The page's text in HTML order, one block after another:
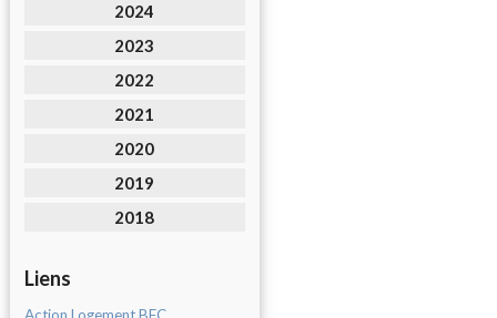
2024
2023
2022
2021
2020
2019
2018
Liens